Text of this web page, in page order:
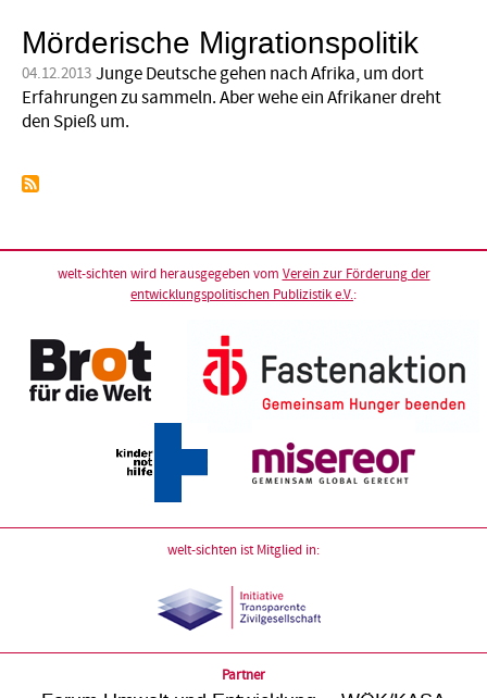
Mörderische Migrationspolitik
04.12.2013 Junge Deutsche gehen nach Afrika, um dort
Erfahrungen zu sammeln. Aber wehe ein Afrikaner dreht
den Spieß um.
welt-sichten wird herausgegeben vom Verein zur Förderung der
entwicklungspolitischen Publizistik e.V.:
welt-sichten ist Mitglied in:
Partner